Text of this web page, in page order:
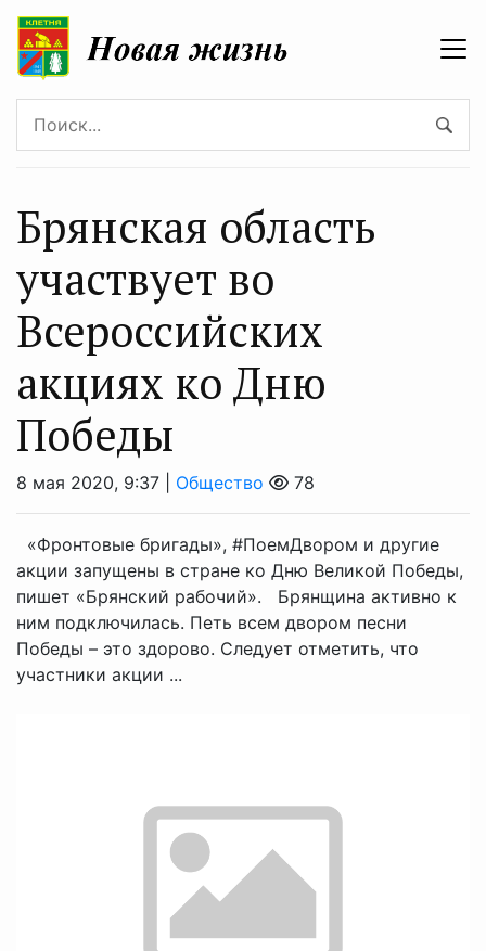
Брянская область
участвует во
Всероссийских
акциях ко Дню
Победы
8 мая 2020, 9:37 | Общество 78
«Фронтовые бригады», #ПоемДвором и другие
акции запущены в стране ко Дню Великой Победы,
пишет «Брянский рабочий». Брянщина активно к
ним подключилась. Петь всем двором песни
Победы – это здорово. Следует отметить, что
участники акции ...